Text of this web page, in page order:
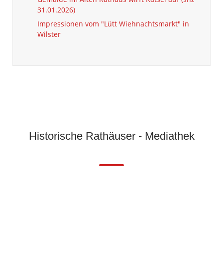
31.01.2026)
Impressionen vom "Lütt Wiehnachtsmarkt" in
Wilster
Historische Rathäuser - Mediathek